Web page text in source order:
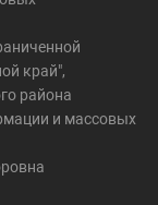
край",
района
и массовых